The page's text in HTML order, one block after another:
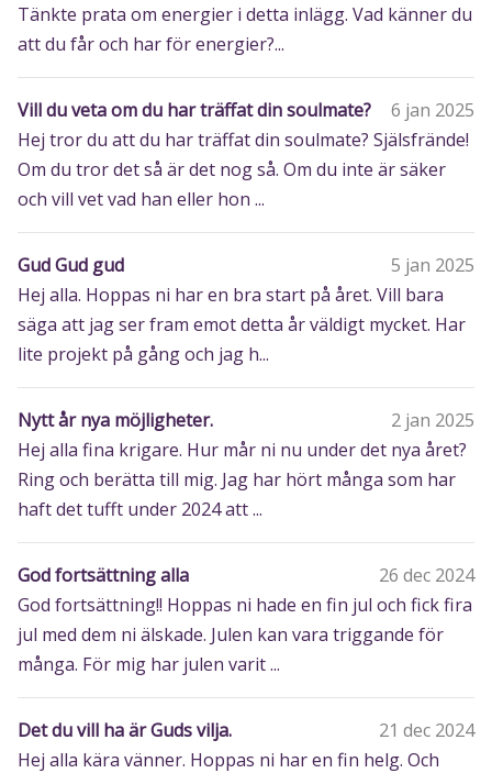
Tänkte prata om energier i detta inlägg. Vad känner du
att du får och har för energier?...
Vill du veta om du har träffat din soulmate?
6 jan 2025
Hej tror du att du har träffat din soulmate? Själsfrände!
Om du tror det så är det nog så. Om du inte är säker
och vill vet vad han eller hon ...
Gud Gud gud
5 jan 2025
Hej alla. Hoppas ni har en bra start på året. Vill bara
säga att jag ser fram emot detta år väldigt mycket. Har
lite projekt på gång och jag h...
Nytt år nya möjligheter.
2 jan 2025
Hej alla fina krigare. Hur mår ni nu under det nya året?
Ring och berätta till mig. Jag har hört många som har
haft det tufft under 2024 att ...
God fortsättning alla
26 dec 2024
God fortsättning!! Hoppas ni hade en fin jul och fick fira
jul med dem ni älskade. Julen kan vara triggande för
många. För mig har julen varit ...
Det du vill ha är Guds vilja.
21 dec 2024
Hej alla kära vänner. Hoppas ni har en fin helg. Och